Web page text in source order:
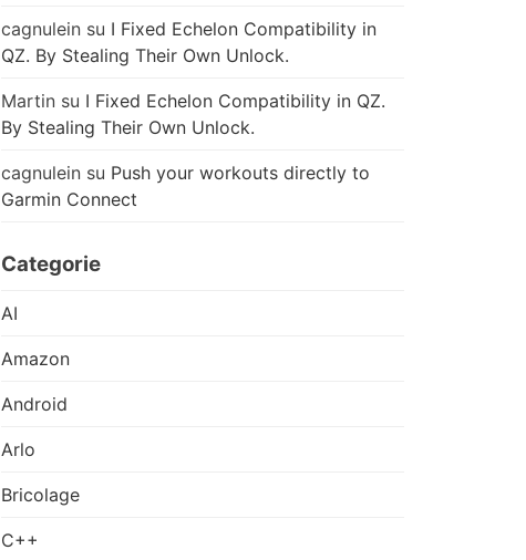
cagnulein su I Fixed Echelon Compatibility in
QZ. By Stealing Their Own Unlock.
Martin su I Fixed Echelon Compatibility in QZ.
By Stealing Their Own Unlock.
cagnulein su Push your workouts directly to
Garmin Connect
Categorie
AI
Amazon
Android
Arlo
Bricolage
C++